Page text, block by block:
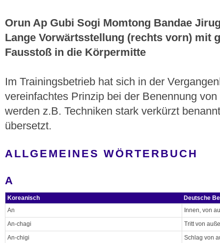
Orun Ap Gubi Sogi Momtong Bandae
Lange Vorwärtsstellung (rechts vorn) mit
Fausstoß in die Körpermitte
Im Trainingsbetrieb hat sich in der
vereinfachtes Prinzip bei der Benennung
werden z.B. Techniken stark verkürzt
übersetzt.
ALLGEMEINES WÖRTERBUCH
A
Koreanisch
Deutsche
An
Innen, von
An-chagi
Tritt von
An-chigi
Schlag von